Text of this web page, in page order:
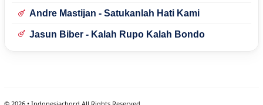
Andre Mastijan - Satukanlah Hati Kami
Jasun Biber - Kalah Rupo Kalah Bondo